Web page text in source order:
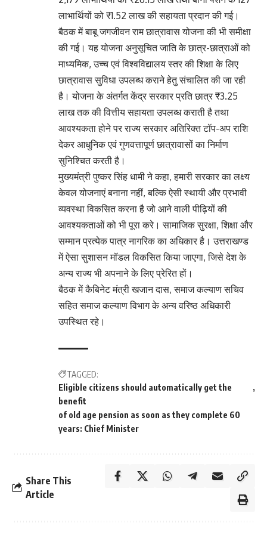
लाभार्थियों को ₹1.52 लाख की सहायता प्रदान की गई।
बैठक में बाबू जगजीवन राम छात्रावास योजना की भी समीक्षा
की गई। यह योजना अनुसूचित जाति के छात्र-छात्राओं को
माध्यमिक, उच्च एवं विश्वविद्यालय स्तर की शिक्षा के लिए
छात्रावास सुविधा उपलब्ध कराने हेतु संचालित की जा रही
है। योजना के अंतर्गत केंद्र सरकार प्रति छात्र ₹3.25
लाख तक की वित्तीय सहायता उपलब्ध कराती है तथा
आवश्यकता होने पर राज्य सरकार अतिरिक्त टॉप-अप राशि
देकर आधुनिक एवं गुणवत्तापूर्ण छात्रावासों का निर्माण
सुनिश्चित करती है।
मुख्यमंत्री पुष्कर सिंह धामी ने कहा, हमारी सरकार का लक्ष्य
केवल योजनाएं बनाना नहीं, बल्कि ऐसी स्थायी और प्रभावी
व्यवस्था विकसित करना है जो आने वाली पीढ़ियों की
आवश्यकताओं को भी पूरा करे। सामाजिक सुरक्षा, शिक्षा और
सम्मान प्रत्येक पात्र नागरिक का अधिकार है। उत्तराखण्ड
में ऐसा सुशासन मॉडल विकसित किया जाएगा, जिसे देश के
अन्य राज्य भी अपनाने के लिए प्रेरित हों।
बैठक में कैबिनेट मंत्री खजान दास, समाज कल्याण सचिव
सहित समाज कल्याण विभाग के अन्य वरिष्ठ अधिकारी
उपस्थित रहे।
TAGGED:
Eligible citizens should automatically get the
benefit
of old age pension as soon as they complete 60
years: Chief Minister
Share This
Article